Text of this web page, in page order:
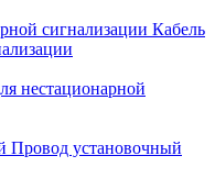
Кабель
нестационарной
Провод установочный